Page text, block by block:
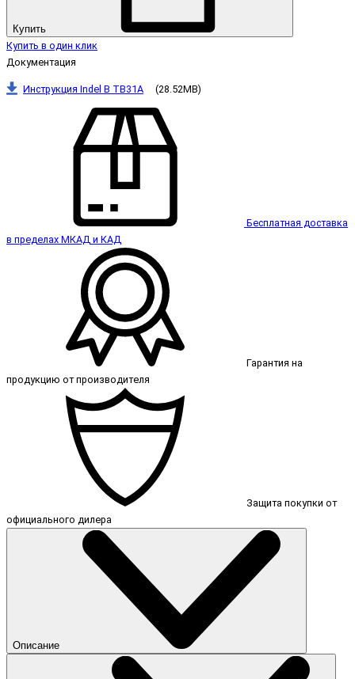
Купить
Купить в один клик
Документация
Инструкция Indel B TB31A (28.52MB)
Бесплатная доставка
в пределах МКАД и КАД
Гарантия на
продукцию от производителя
Защита покупки от
официального дилера
Описание